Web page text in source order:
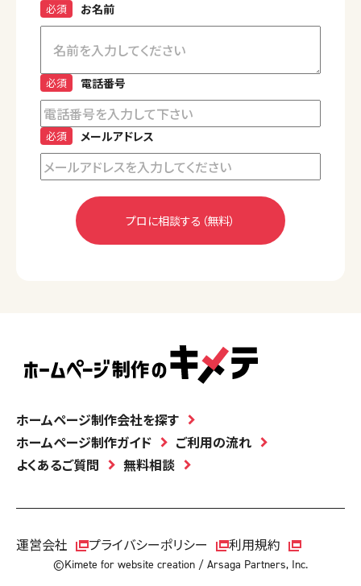
お名前
必須
電話番号
必須
メールアドレス
必須
ホームページ制作会社を探す
ホームページ制作ガイド
ご利用の流れ
よくあるご質問
無料相談
運営会社 プライバシーポリシー 利用規約
©Kimete for website creation / Arsaga Partners, Inc.